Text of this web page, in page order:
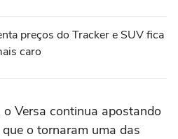
preços do Tracker e SUV fica
caro
Versa continua apostando
o tornaram uma das